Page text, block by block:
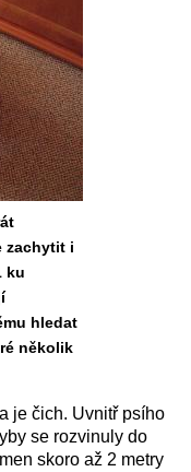
zachytit i
ku
hledat
několik
je čich. Uvnitř psího
se rozvinuly do
skoro až 2 metry